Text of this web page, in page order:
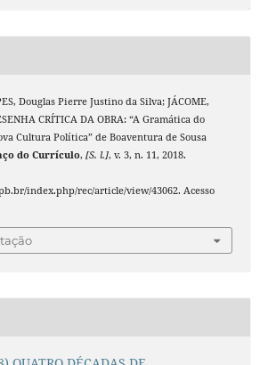
Douglas Pierre Justino da Silva; JÁCOME,
CRÍTICA DA OBRA: “A Gramática do
Cultura Política” de Boaventura de Sousa
do Currículo, [S. l.], v. 3, n. 11, 2018.
index.php/rec/article/view/43062. Acesso